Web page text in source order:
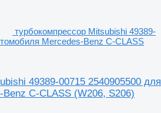
турбокомпрессор Mitsubishi 49389-
Mercedes-Benz C-CLASS
49389-00715 2540905500 для
C-CLASS (W206, S206)